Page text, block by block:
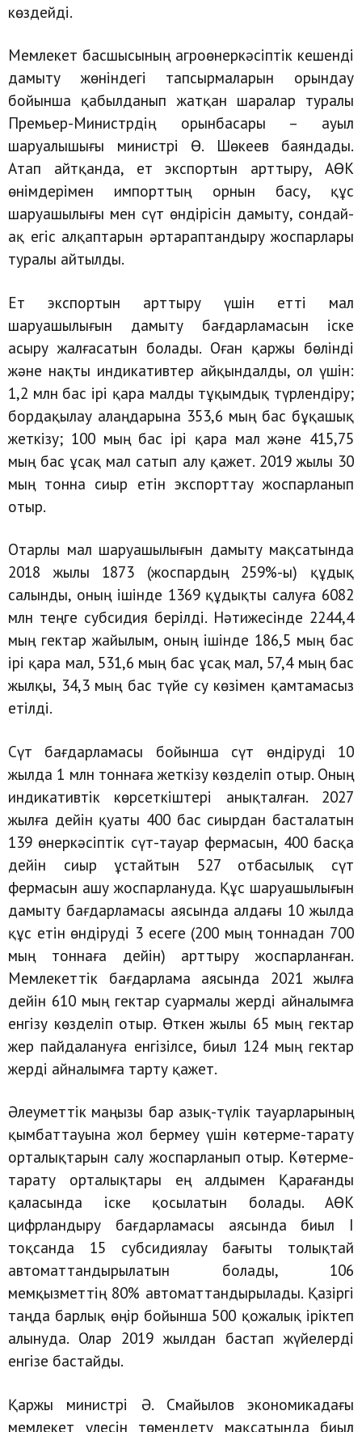
көздейді.
Мемлекет басшысының агроөнеркәсіптік кешенді
дамыту жөніндегі тапсырмаларын орындау
бойынша қабылданып жатқан шаралар туралы
Премьер-Министрдің орынбасары – ауыл
шаруалышығы министрі Ө. Шөкеев баяндады.
Атап айтқанда, ет экспортын арттыру, АӨК
өнімдерімен импорттың орнын басу, құс
шаруашылығы мен сүт өндірісін дамыту, сондай-
ақ егіс алқаптарын әртараптандыру жоспарлары
туралы айтылды.
Ет экспортын арттыру үшін етті мал
шаруашылығын дамыту бағдарламасын іске
асыру жалғасатын болады. Оған қаржы бөлінді
және нақты индикативтер айқындалды, ол үшін:
1,2 млн бас ірі қара малды тұқымдық түрлендіру;
бордақылау алаңдарына 353,6 мың бас бұқашық
жеткізу; 100 мың бас ірі қара мал және 415,75
мың бас ұсақ мал сатып алу қажет. 2019 жылы 30
мың тонна сиыр етін экспорттау жоспарланып
отыр.
Отарлы мал шаруашылығын дамыту мақсатында
2018 жылы 1873 (жоспардың 259%-ы) құдық
салынды, оның ішінде 1369 құдықты салуға 6082
млн теңге субсидия берілді. Нәтижесінде 2244,4
мың гектар жайылым, оның ішінде 186,5 мың бас
ірі қара мал, 531,6 мың бас ұсақ мал, 57,4 мың бас
жылқы, 34,3 мың бас түйе су көзімен қамтамасыз
етілді.
Сүт бағдарламасы бойынша сүт өндіруді 10
жылда 1 млн тоннаға жеткізу көзделіп отыр. Оның
индикативтік көрсеткіштері анықталған. 2027
жылға дейін қуаты 400 бас сиырдан басталатын
139 өнеркәсіптік сүт-тауар фермасын, 400 басқа
дейін сиыр ұстайтын 527 отбасылық сүт
фермасын ашу жоспарлануда. Құс шаруашылығын
дамыту бағдарламасы аясында алдағы 10 жылда
құс етін өндіруді 3 есеге (200 мың тоннадан 700
мың тоннаға дейін) арттыру жоспарланған.
Мемлекеттік бағдарлама аясында 2021 жылға
дейін 610 мың гектар суармалы жерді айналымға
енгізу көзделіп отыр. Өткен жылы 65 мың гектар
жер пайдалануға енгізілсе, биыл 124 мың гектар
жерді айналымға тарту қажет.
Әлеуметтік маңызы бар азық-түлік тауарларының
қымбаттауына жол бермеу үшін көтерме-тарату
орталықтарын салу жоспарланып отыр. Көтерме-
тарату орталықтары ең алдымен Қарағанды
қаласында іске қосылатын болады. АӨК
цифрландыру бағдарламасы аясында биыл І
тоқсанда 15 субсидиялау бағыты толықтай
автоматтандырылатын болады, 106
мемқызметтің 80% автоматтандырылады. Қазіргі
таңда барлық өңір бойынша 500 қожалық іріктеп
алынуда. Олар 2019 жылдан бастап жүйелерді
енгізе бастайды.
Қаржы министрі Ә. Смайылов экономикадағы
мемлекет үлесін төмендету мақсатында биыл